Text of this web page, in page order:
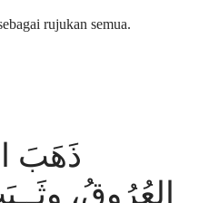
rujukan semua.
ذَهَبَ
العُرُوقُ،